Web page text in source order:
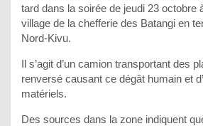
tard dans la soirée de jeudi 23 octobre
village de la chefferie des Batangi en
Nord-Kivu.
Il s’agit d’un camion transportant des
renversé causant ce dégât humain et
matériels.
Des sources dans la zone indiquent